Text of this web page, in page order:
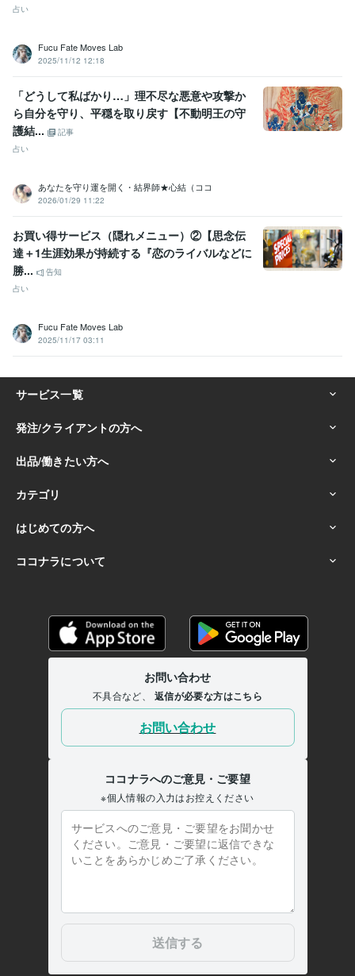
占い
Fucu Fate Moves Lab
2025/11/12 12:18
「どうして私ばかり…」理不尽な悪意や攻撃か
ら自分を守り、平穏を取り戻す【不動明王の守
護結...
記事
占い
あなたを守り運を開く・結界師★心結（ココ
2026/01/29 11:22
お買い得サービス（隠れメニュー）②【思念伝
達＋1生涯効果が持続する『恋のライバルなどに
勝...
告知
占い
Fucu Fate Moves Lab
2025/11/17 03:11